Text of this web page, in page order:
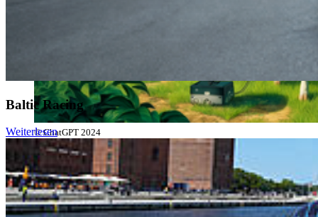
Baltic Racing
Weiterlesen© ChatGPT 2024
Spitzenforschung betreibt die Hochschule Stralsund weiterhin im
Bereich Landwirtschaft. Das Bündnis „AutoPasture – Digitale
Anwendungen für ein autonomes Herden- und Weidemanagement
von Rindern“, das von Prof. Dr.-Ing. Mark Vehse koordiniert wird,
wird dafür mit 5 Mio. € über vier Jahre im